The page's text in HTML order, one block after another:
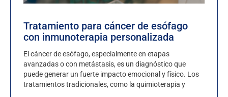
Tratamiento para cáncer de esófago
con inmunoterapia personalizada
El cáncer de esófago, especialmente en etapas
avanzadas o con metástasis, es un diagnóstico que
puede generar un fuerte impacto emocional y físico. Los
tratamientos tradicionales, como la quimioterapia y